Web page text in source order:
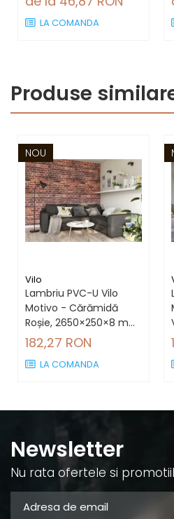
LA COMANDA
Produse
NOU
Vilo
Lambriu PVC-U Vilo
Motivo - Cărămidă
Roșie, 2650×250×8 mm,
2.65 mp/cutie (4
bucăți)
182,27 RON
LA COMANDA
Newsletter
Nu rata ofertele si